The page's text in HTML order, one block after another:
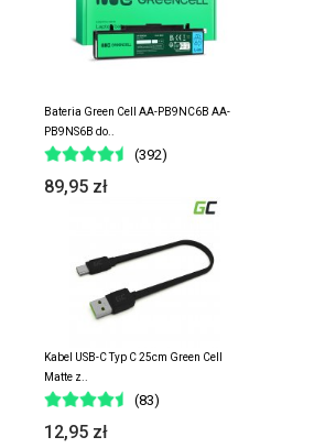
Bateria Green Cell AA-PB9NC6B AA-
PB9NS6B do..
(392)
89,95 zł
Kabel USB-C Typ C 25cm Green Cell
Matte z..
(83)
12,95 zł